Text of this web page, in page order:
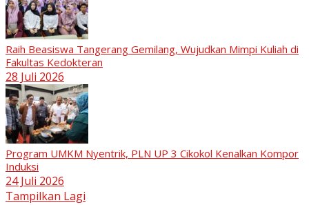
Raih Beasiswa Tangerang Gemilang, Wujudkan Mimpi Kuliah di
Fakultas Kedokteran
28 Juli 2026
Program UMKM Nyentrik, PLN UP 3 Cikokol Kenalkan Kompor
Induksi
24 Juli 2026
Tampilkan Lagi